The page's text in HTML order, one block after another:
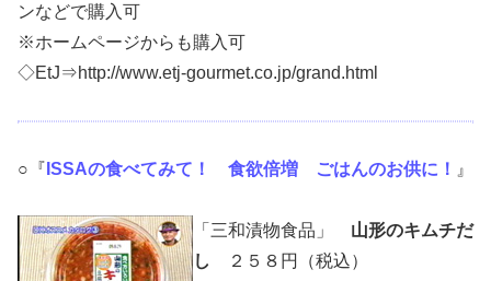
ンなどで購入可
※ホームページからも購入可
◇EtJ⇒http://www.etj-gourmet.co.jp/grand.html
○『 ISSAの食べてみて！ 食欲倍増 ごはんのお供に！ 』
「三和漬物食品」 山形のキムチだ
し
２５８円（税込）